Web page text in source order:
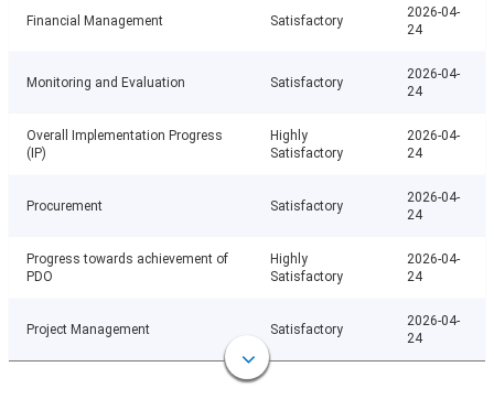
Financial Management Satisfactory
2026-04-
24
Monitoring and Evaluation Satisfactory
2026-04-
24
Overall Implementation Progress
(IP)
Highly
Satisfactory
2026-04-
24
Procurement Satisfactory
2026-04-
24
Progress towards achievement of
PDO
Highly
Satisfactory
2026-04-
24
Project Management Satisfactory
2026-04-
24